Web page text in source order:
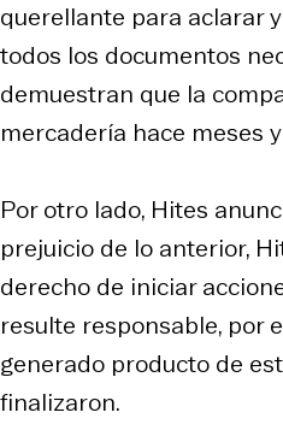
querellante para aclarar
todos los documentos
demuestran que la
mercadería hace meses
Por otro lado, Hites
prejuicio de lo anterior,
derecho de iniciar
resulte responsable, por
generado producto de
finalizaron.